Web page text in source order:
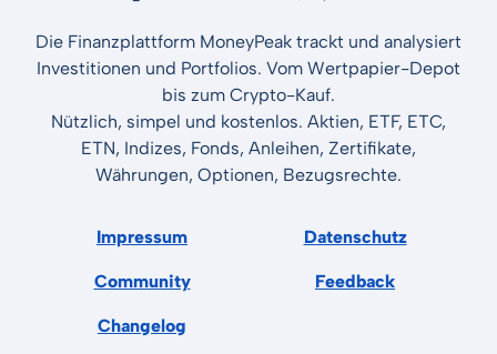
Die Finanzplattform MoneyPeak trackt und analysiert
Investitionen und Portfolios. Vom Wertpapier-Depot
bis zum Crypto-Kauf.
Nützlich, simpel und kostenlos. Aktien, ETF, ETC,
ETN, Indizes, Fonds, Anleihen, Zertifikate,
Währungen, Optionen, Bezugsrechte.
Impressum Datenschutz
Community Feedback
Changelog